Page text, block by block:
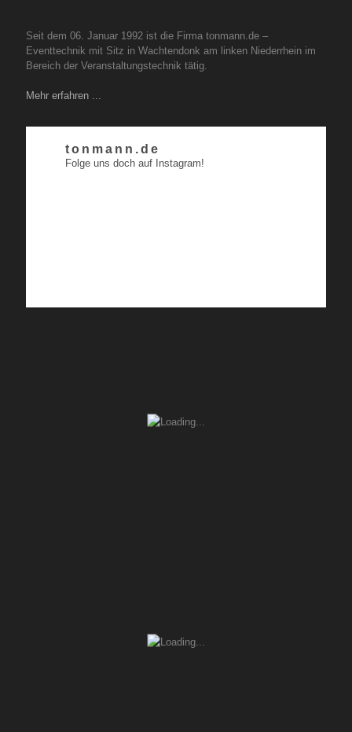
Seit dem 06. Januar 1992 ist die Firma tonmann.de –
Eventtechnik mit Sitz in Wachtendonk am linken Niederrhein im
Bereich der Veranstaltungstechnik tätig.
Mehr erfahren ...
tonmann.de
Folge uns doch auf Instagram!